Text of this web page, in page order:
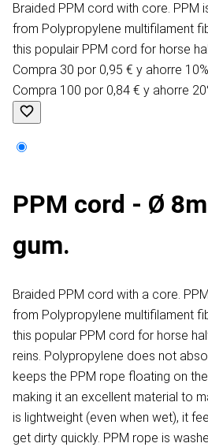
Braided PPM cord with core. PPM
from Polypropylene multifilament
this populair PPM cord for horse
Compra 30 por 0,95 € y ahorre 10%
Compra 100 por 0,84 € y ahorre
PPM cord - Ø
gum.
Braided PPM cord with a core.
from Polypropylene multifilament
this popular PPM cord for horse
reins. Polypropylene does not
keeps the PPM rope floating on
making it an excellent material to
is lightweight (even when wet), it
get dirty quickly. PPM rope is